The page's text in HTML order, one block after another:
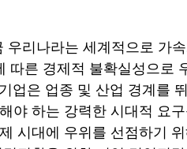
우리나라는 세계적으로 가
따른 경제적 불확실성으로
업은 업종 및 산업 경계를
야 하는 강력한 시대적 요
시대에 우위를 선점하기